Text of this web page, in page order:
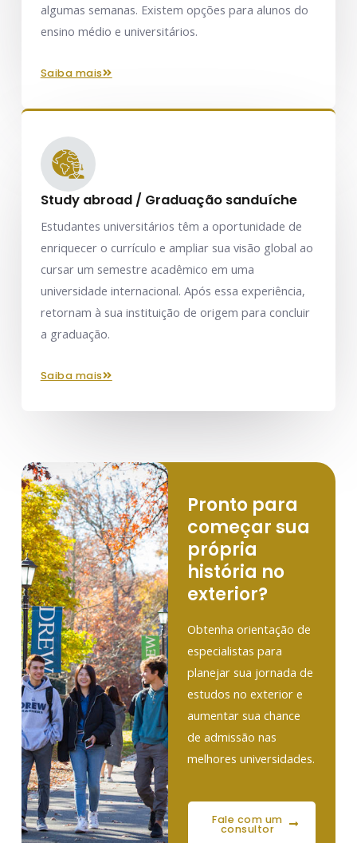
algumas semanas. Existem opções para alunos do
ensino médio e universitários.
saiba mais
Study abroad / Graduação sanduíche
Estudantes universitários têm a oportunidade de
enriquecer o currículo e ampliar sua visão global ao
cursar um semestre acadêmico em uma
universidade internacional. Após essa experiência,
retornam à sua instituição de origem para concluir
a graduação.
saiba mais
Pronto para
começar sua
própria
história no
exterior?
Obtenha orientação de
especialistas para
planejar sua jornada de
estudos no exterior e
aumentar sua chance
de admissão nas
melhores universidades.
fale com um
consultor